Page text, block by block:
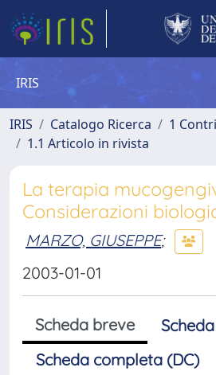
IRIS
IRIS Catalogo Ricerca
1
1.1 Articolo in rivista
La terapia
Considerazioni
MARZO, GIUSEPPE;
2003-01-01
Scheda breve
Scheda completa (DC)